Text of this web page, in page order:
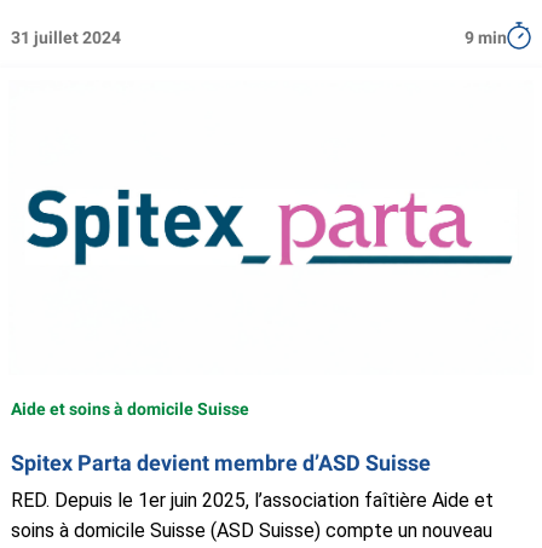
31 juillet 2024 9 min
Aide et soins à domicile Suisse
Spitex Parta devient membre d’ASD Suisse
RED. Depuis le 1er juin 2025, l’association faîtière Aide et
soins à domicile Suisse (ASD Suisse) compte un nouveau